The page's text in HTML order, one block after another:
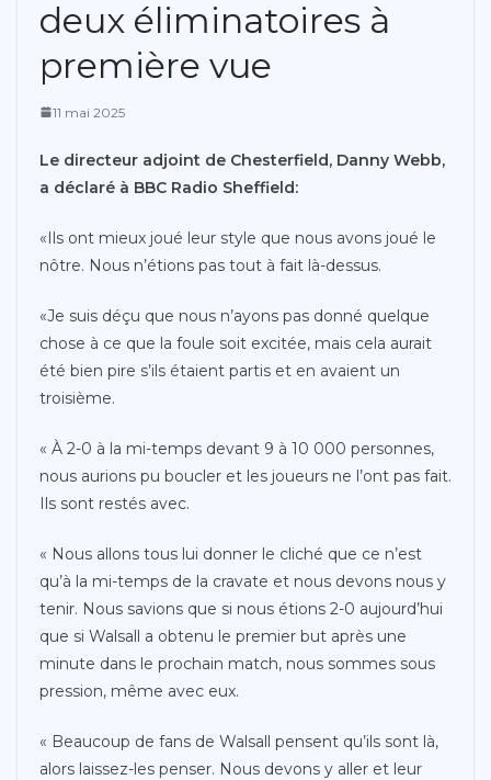
deux éliminatoires à
première vue
11 mai 2025
Le directeur adjoint de Chesterfield, Danny Webb,
a déclaré à BBC Radio Sheffield:
«Ils ont mieux joué leur style que nous avons joué le
nôtre. Nous n’étions pas tout à fait là-dessus.
«Je suis déçu que nous n’ayons pas donné quelque
chose à ce que la foule soit excitée, mais cela aurait
été bien pire s’ils étaient partis et en avaient un
troisième.
« À 2-0 à la mi-temps devant 9 à 10 000 personnes,
nous aurions pu boucler et les joueurs ne l’ont pas fait.
Ils sont restés avec.
« Nous allons tous lui donner le cliché que ce n’est
qu’à la mi-temps de la cravate et nous devons nous y
tenir. Nous savions que si nous étions 2-0 aujourd’hui
que si Walsall a obtenu le premier but après une
minute dans le prochain match, nous sommes sous
pression, même avec eux.
« Beaucoup de fans de Walsall pensent qu’ils sont là,
alors laissez-les penser. Nous devons y aller et leur